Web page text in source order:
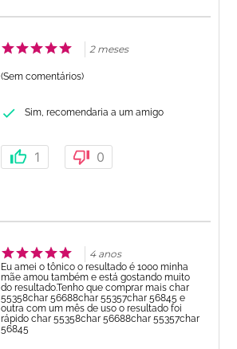
2 meses
(Sem comentários)
Sim, recomendaria a um amigo
1 0
4 anos
Eu amei o tônico o resultado é 1000 minha
mãe amou também e está gostando muito
do resultado.Tenho que comprar mais char
55358char 56688char 55357char 56845 e
outra com um mês de uso o resultado foi
rápido char 55358char 56688char 55357char
56845